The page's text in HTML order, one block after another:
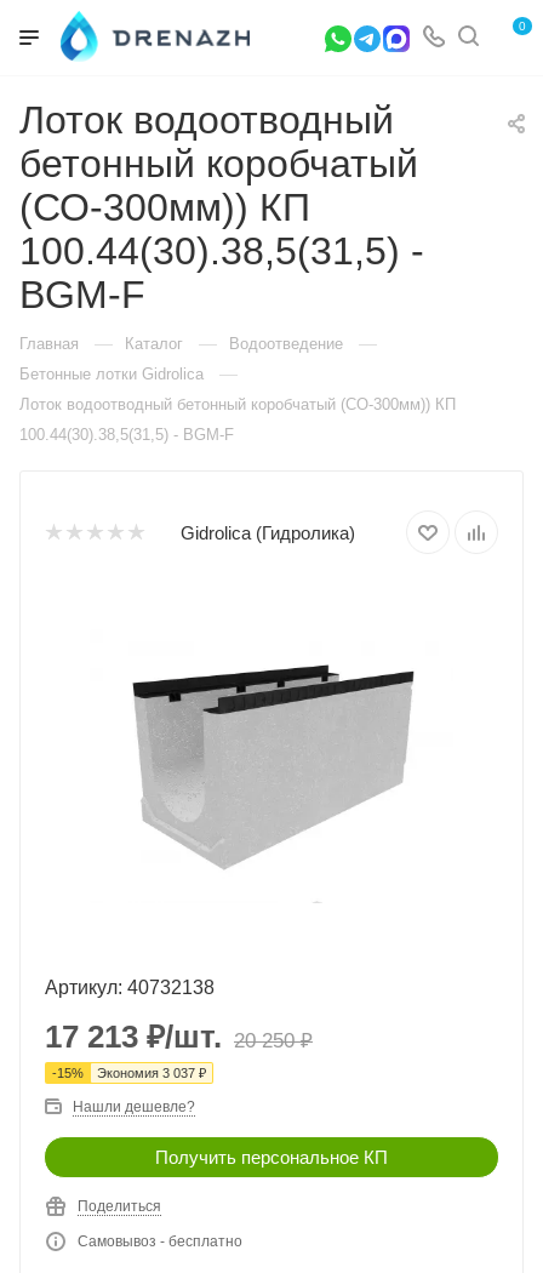
0
Лоток водоотводный
бетонный коробчатый
(СО-300мм)) КП
100.44(30).38,5(31,5) -
BGМ-F
Главная — Каталог — Водоотведение —
Бетонные лотки Gidrolica —
Лоток водоотводный бетонный коробчатый (СО-300мм)) КП
100.44(30).38,5(31,5) - BGМ-F
Gidrolica (Гидролика)
Артикул: 40732138
17 213 ₽/шт. 20 250₽
-15% Экономия 3 037 ₽
Нашли дешевле?
Получить персональное КП
Поделиться
Самовывоз - бесплатно